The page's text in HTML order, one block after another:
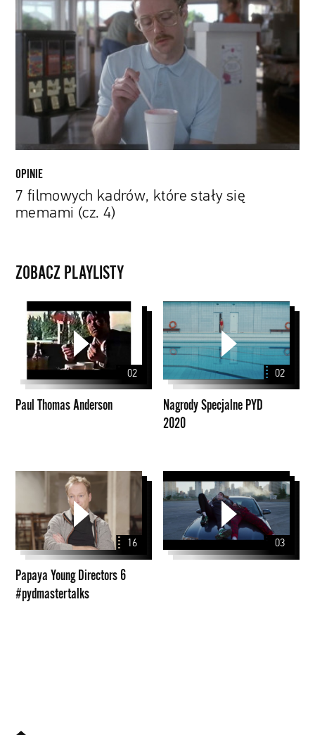
kadrów,
które
stały
memami
4)
OPINIE
7 filmowych kadrów, które stały się
memami (cz. 4)
ZOBACZ PLAYLISTY
Paul
Thomas
Anderson
02
Paul Thomas Anderson
Nagrody
Specjalne
PYD
02
Nagrody Specjalne PYD
2020
Papaya
Directors
6
#pydmastertalks
16
Papaya Young Directors 6
#pydmastertalks
03